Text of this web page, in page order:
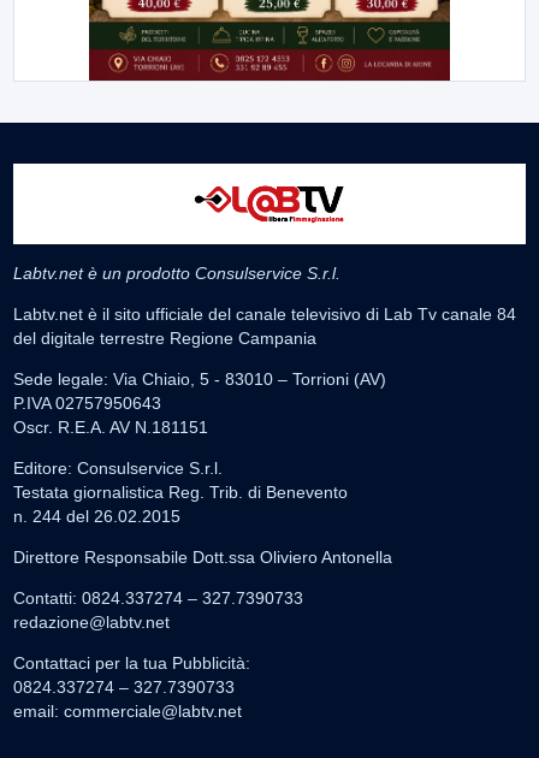
Labtv.net è un prodotto Consulservice S.r.l.
Labtv.net è il sito ufficiale del canale televisivo di Lab Tv canale 84
del digitale terrestre Regione Campania
Sede legale: Via Chiaio, 5 - 83010 – Torrioni (AV)
P.IVA 02757950643
Oscr. R.E.A. AV N.181151
Editore: Consulservice S.r.l.
Testata giornalistica Reg. Trib. di Benevento
n. 244 del 26.02.2015
Direttore Responsabile Dott.ssa Oliviero Antonella
Contatti: 0824.337274 – 327.7390733
redazione@labtv.net
Contattaci per la tua Pubblicità:
0824.337274 – 327.7390733
email: commerciale@labtv.net